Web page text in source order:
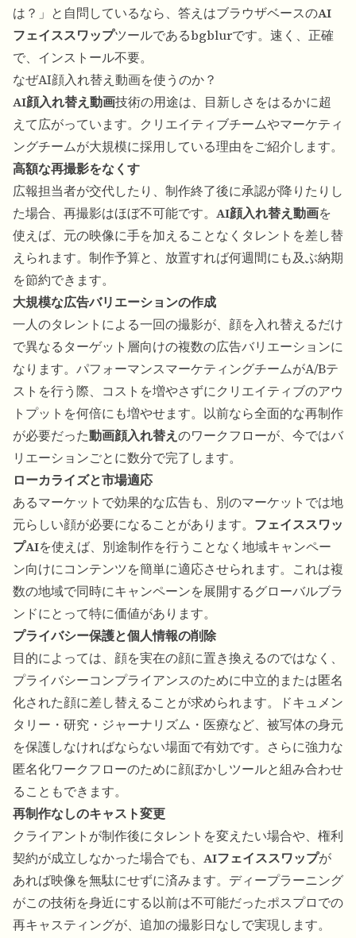
は？」と自問しているなら、答えはブラウザベースのAI
フェイススワップツールであるbgblurです。速く、正確
で、インストール不要。
なぜAI顔入れ替え動画を使うのか？
AI顔入れ替え動画技術の用途は、目新しさをはるかに超
えて広がっています。クリエイティブチームやマーケティ
ングチームが大規模に採用している理由をご紹介します。
高額な再撮影をなくす
広報担当者が交代したり、制作終了後に承認が降りたりし
た場合、再撮影はほぼ不可能です。 AI顔入れ替え動画を
使えば、元の映像に手を加えることなくタレントを差し替
えられます。制作予算と、放置すれば何週間にも及ぶ納期
を節約できます。
大規模な広告バリエーションの作成
一人のタレントによる一回の撮影が、顔を入れ替えるだけ
で異なるターゲット層向けの複数の広告バリエーションに
なります。パフォーマンスマーケティングチームがA/Bテ
ストを行う際、コストを増やさずにクリエイティブのアウ
トプットを何倍にも増やせます。以前なら全面的な再制作
が必要だった動画顔入れ替えのワークフローが、今ではバ
リエーションごとに数分で完了します。
ローカライズと市場適応
あるマーケットで効果的な広告も、別のマーケットでは地
元らしい顔が必要になることがあります。 フェイススワッ
プAIを使えば、別途制作を行うことなく地域キャンペー
ン向けにコンテンツを簡単に適応させられます。これは複
数の地域で同時にキャンペーンを展開するグローバルブラ
ンドにとって特に価値があります。
プライバシー保護と個人情報の削除
目的によっては、顔を実在の顔に置き換えるのではなく、
プライバシーコンプライアンスのために中立的または匿名
化された顔に差し替えることが求められます。ドキュメン
タリー・研究・ジャーナリズム・医療など、被写体の身元
を保護しなければならない場面で有効です。さらに強力な
匿名化ワークフローのために顔ぼかしツールと組み合わせ
ることもできます。
再制作なしのキャスト変更
クライアントが制作後にタレントを変えたい場合や、権利
契約が成立しなかった場合でも、 AIフェイススワップが
あれば映像を無駄にせずに済みます。ディープラーニング
がこの技術を身近にする以前は不可能だったポスプロでの
再キャスティングが、追加の撮影日なしで実現します。